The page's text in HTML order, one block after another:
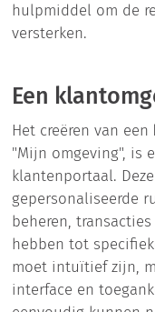
hulpmiddel om de
versterken.
Een
Het creëren van een
"Mijn omgeving", is
klantenportaal.
gepersonaliseerde
beheren,
hebben tot
moet intuïtief zijn,
interface en